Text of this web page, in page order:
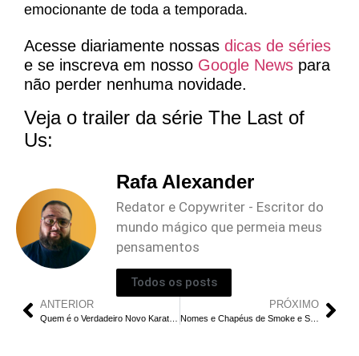
emocionante de toda a temporada.
Acesse diariamente nossas dicas de séries
e se inscreva em nosso Google News para
não perder nenhuma novidade.
Veja o trailer da série The Last of
Us:
Rafa Alexander
Redator e Copywriter - Escritor do
mundo mágico que permeia meus
pensamentos
Todos os posts
ANTERIOR PRÓXIMO
Nomes e Chapéus de Smoke e Stack em Sinners Explicados